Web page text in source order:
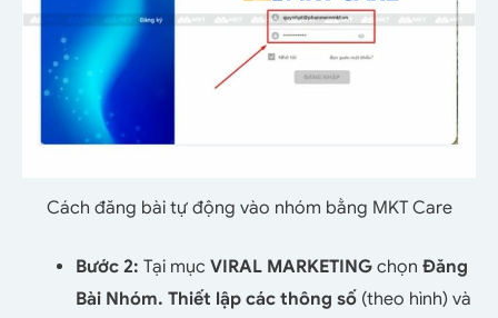
Cách đăng bài tự động vào nhóm bằng MKT Care
Bước 2: Tại mục VIRAL MARKETING chọn Đăng
Bài Nhóm. Thiết lập các thông số (theo hình) và